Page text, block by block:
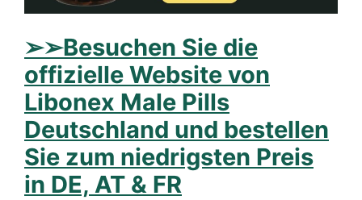
➢➢Besuchen Sie die
offizielle Website von
Libonex Male Pills
Deutschland und bestellen
Sie zum niedrigsten Preis
in DE, AT & FR